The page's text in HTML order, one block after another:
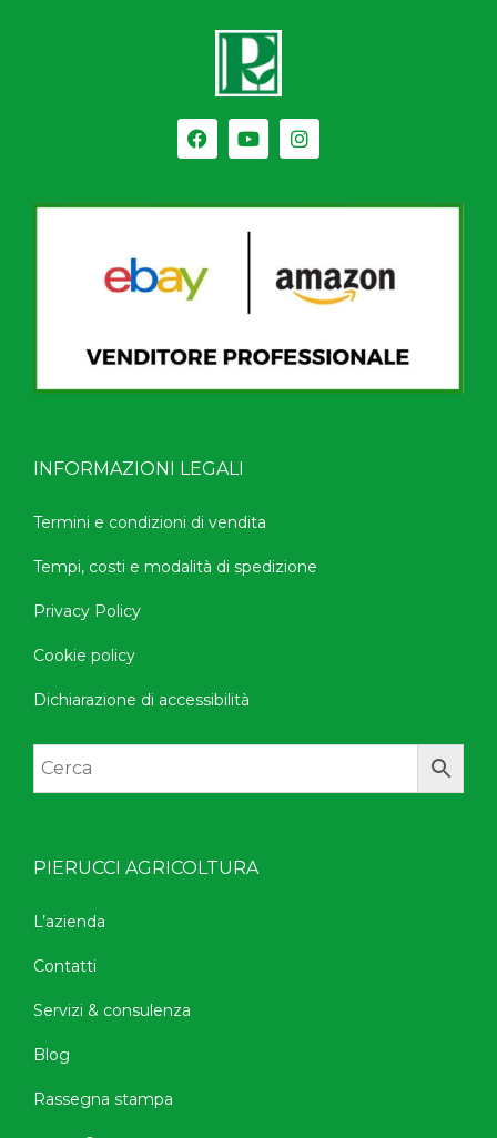
INFORMAZIONI LEGALI
Termini e condizioni di vendita
Tempi, costi e modalità di spedizione
Privacy Policy
Cookie policy
Dichiarazione di accessibilità
PIERUCCI AGRICOLTURA
L’azienda
Contatti
Servizi & consulenza
Blog
Rassegna stampa